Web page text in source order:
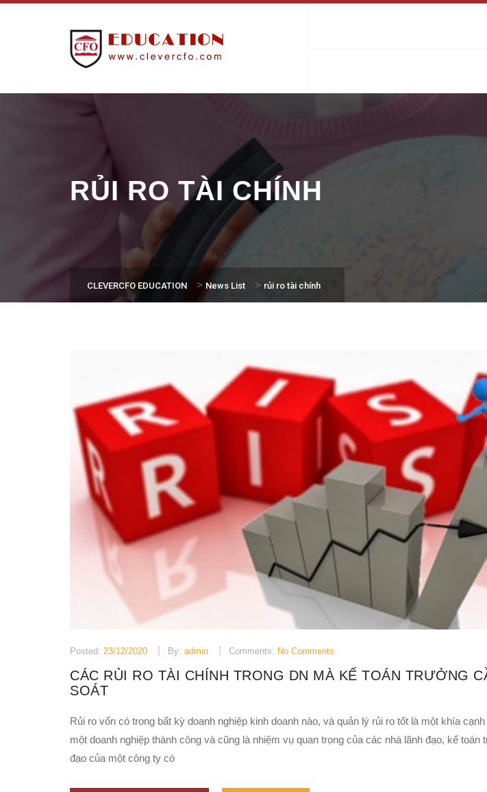
RỦI RO TÀI CHÍNH
CLEVERCFO EDUCATION > News List > rủi ro tài chính
Posted: 23/12/2020 By: admin Comments: No Comments
CÁC RỦI RO TÀI CHÍNH TRONG DN MÀ KẾ TOÁN TRƯỞNG
SOÁT
Rủi ro vốn có trong bất kỳ doanh nghiệp kinh doanh nào, và quản lý rủi ro tốt là một khía
một doanh nghiệp thành công và cũng là nhiệm vụ quan trọng của các nhà lãnh đạo, kế
đạo của một công ty có